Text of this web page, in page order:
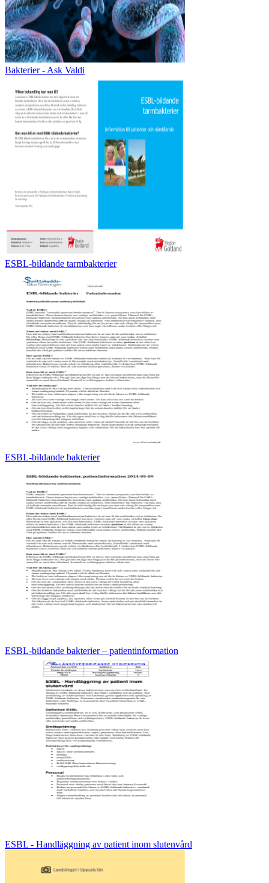
Bakterier - Ask Valdi
ESBL-bildande tarmbakterier
ESBL-bildande bakterier
ESBL-bildande bakterier – patientinformation
ESBL - Handläggning av patient inom slutenvård